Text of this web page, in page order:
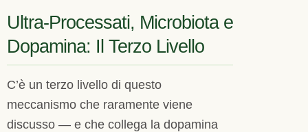
Ultra-Processati, Microbiota e
Dopamina: Il Terzo Livello
C’è un terzo livello di questo
meccanismo che raramente viene
discusso — e che collega la dopamina